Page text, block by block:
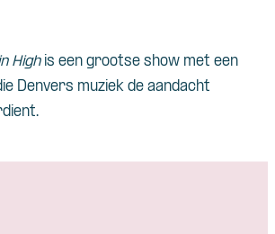
Highis een grootse show met een
Denvers muziek de aandacht